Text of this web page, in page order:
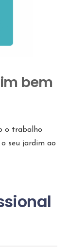
bem
o trabalho
seu jardim ao